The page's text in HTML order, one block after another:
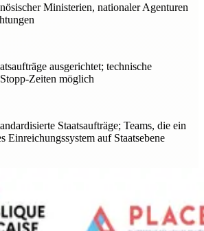
Ministerien, nationaler Agenturen
ausgerichtet; technische
Zeiten möglich
Staatsaufträge; Teams, die ein
Einreichungssystem auf Staatsebene